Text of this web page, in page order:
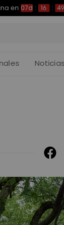
07d : 16 : 49 :
Noticias